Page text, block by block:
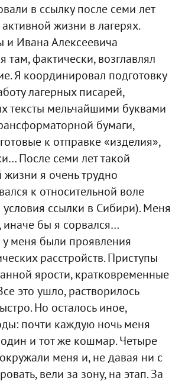
в ссылку после семи лет
жизни в лагерях.
и Ивана Алексеевича
там, фактически, возглавлял
Я координировал подготовку
лагерных писарей,
тексты мельчайшими буквами
бумаги,
к отправке «изделия»,
После семи лет такой
я очень трудно
к относительной воле
ссылки в Сибири). Меня
иначе бы я сорвался…
у меня были проявления
расстройств. Приступы
ярости, кратковременные
это ушло, растворилось
Но осталось иное,
почти каждую ночь меня
и тот же кошмар. Четыре
меня и, не давая ни с
вели за зону, на этап. За